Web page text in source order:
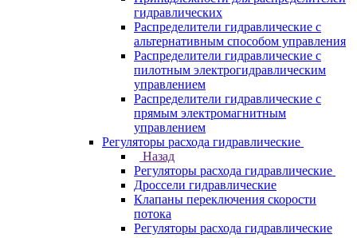
гидравлических
Распределители гидравлические с
альтернативным способом управления
Распределители гидравлические с
пилотным электрогидравлическим
управлением
Распределители гидравлические с
прямым электромагнитным
управлением
Регуляторы расхода гидравлические
Назад
Регуляторы расхода гидравлические
Дроссели гидравлические
Клапаны переключения скорости
потока
Регуляторы расхода гидравлические